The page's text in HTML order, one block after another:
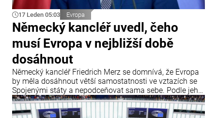
17 Leden 05:03 Evropa
Německý kancléř uvedl, čeho
musí Evropa v nejbližší době
dosáhnout
Německý kancléř Friedrich Merz se domnívá, že Evropa
by měla dosáhnout větší samostatnosti ve vztazích se
Spojenými státy a nepodceňovat sama sebe. Podle jeho
názoru se Spojené státy stále více odklánějí od politiky
založené na pravidlech a přecházejí k přístupu